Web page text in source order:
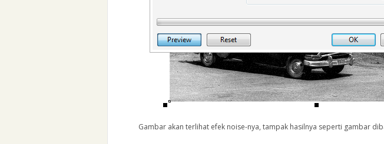
Gambar akan terlihat efek noise-nya, tampak hasilnya seperti gambar